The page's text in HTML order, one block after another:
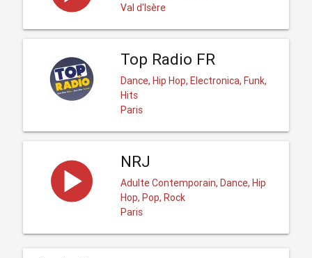
Val d'Isère
Top Radio FR
Dance, Hip Hop, Electronica, Funk,
Hits
Paris
NRJ
Adulte Contemporain, Dance, Hip
Hop, Pop, Rock
Paris